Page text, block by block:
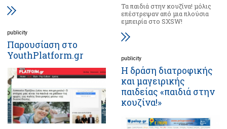
Τα παιδιά στην κουζίνα! μόλις
επέστρεψαν από μια πλούσια
εμπειρία στο SXSW!
publicity
Παρουσίαση στο
YouthPlatform.gr
publicity
Η δράση διατροφικής
και μαγειρικής
παιδείας «παιδιά στην
κουζίνα!»